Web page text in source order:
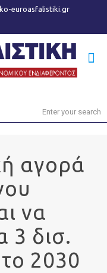
euroasfalistiki.gr
αγορά
να
3 δισ.
2030